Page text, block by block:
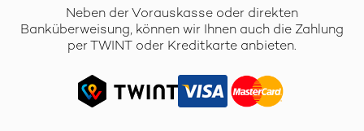
Neben der Vorauskasse oder direkten
Banküberweisung, können wir Ihnen auch die Zahlung
per TWINT oder Kreditkarte anbieten.